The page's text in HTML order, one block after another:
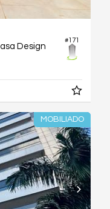
#171
Design
MOBILIADO